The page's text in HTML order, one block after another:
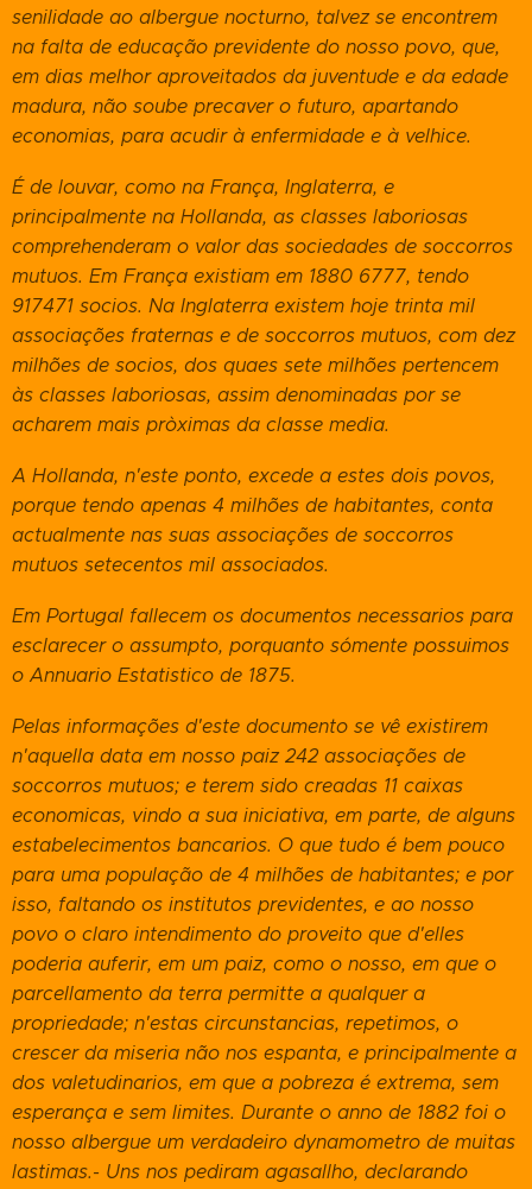
senilidade ao albergue nocturno, talvez se encontrem
na falta de educação previdente do nosso povo, que,
em dias melhor aproveitados da juventude e da edade
madura, não soube precaver o futuro, apartando
economias, para acudir à enfermidade e à velhice.
É de louvar, como na França, Inglaterra, e
principalmente na Hollanda, as classes laboriosas
comprehenderam o valor das sociedades de soccorros
mutuos. Em França existiam em 1880 6777, tendo
917471 socios. Na Inglaterra existem hoje trinta mil
associações fraternas e de soccorros mutuos, com dez
milhões de socios, dos quaes sete milhões pertencem
às classes laboriosas, assim denominadas por se
acharem mais pròximas da classe media.
A Hollanda, n'este ponto, excede a estes dois povos,
porque tendo apenas 4 milhões de habitantes, conta
actualmente nas suas associações de soccorros
mutuos setecentos mil associados.
Em Portugal fallecem os documentos necessarios para
esclarecer o assumpto, porquanto sómente possuimos
o Annuario Estatistico de 1875.
Pelas informações d'este documento se vê existirem
n'aquella data em nosso paiz 242 associações de
soccorros mutuos; e terem sido creadas 11 caixas
economicas, vindo a sua iniciativa, em parte, de alguns
estabelecimentos bancarios. O que tudo é bem pouco
para uma população de 4 milhões de habitantes; e por
isso, faltando os institutos previdentes, e ao nosso
povo o claro intendimento do proveito que d'elles
poderia auferir, em um paiz, como o nosso, em que o
parcellamento da terra permitte a qualquer a
propriedade; n'estas circunstancias, repetimos, o
crescer da miseria não nos espanta, e principalmente a
dos valetudinarios, em que a pobreza é extrema, sem
esperança e sem limites. Durante o anno de 1882 foi o
nosso albergue um verdadeiro dynamometro de muitas
lastimas.- Uns nos pediram agasallho, declarando